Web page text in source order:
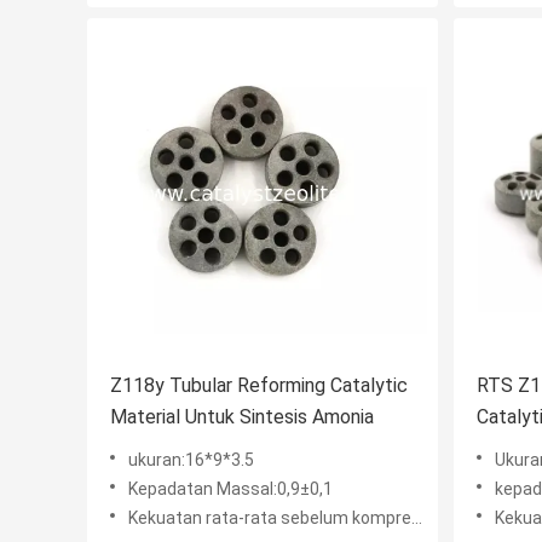
Z118y Tubular Reforming Catalytic
Material Untuk Sintesis Amonia
ukuran:16*9*3.5
Kepadatan Massal:0,9±0,1
Kekuatan rata-rata sebelum kompresi (kompresi lateral) (N/cm):≥350
RTS
Amonia
Kekuatan